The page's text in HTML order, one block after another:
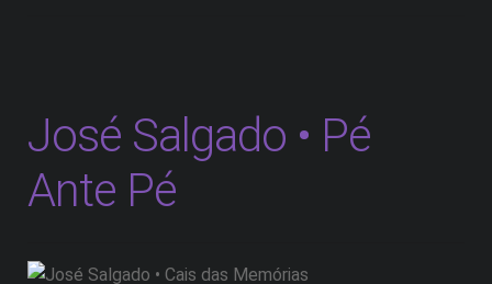
José Salgado • Pé
Ante Pé